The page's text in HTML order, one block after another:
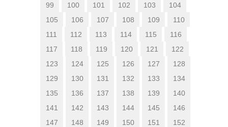
99
100 101 102 103
104
105
106 107 108 109
110
111
112 113 114 115
116
117
118 119 120 121
122
123
124 125 126 127
128
129
130 131 132 133
134
135
136 137 138 139
140
141
142 143 144 145
146
147
148 149 150 151
152